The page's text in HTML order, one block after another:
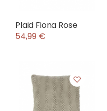
Plaid Fiona Rose
54,99 €